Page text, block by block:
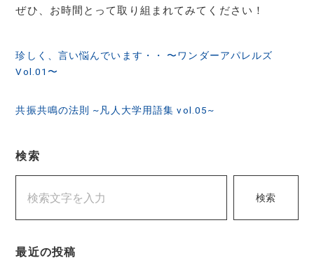
ぜひ、お時間とって取り組まれてみてください！
投
稿
ビ
ー
珍しく、言い悩んでいます・・ 〜ワンダーアパレルズ
Vol.01〜
共振共鳴の法則 ~凡人大学用語集 vol.05~
検索
検索
最近の投稿